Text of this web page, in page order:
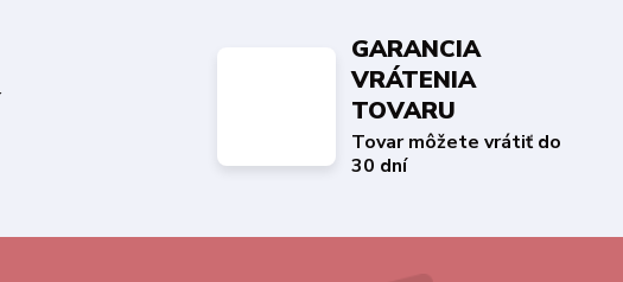
GARANCIA
VRÁTENIA
TOVARU
Tovar môžete vrátiť do
30 dní